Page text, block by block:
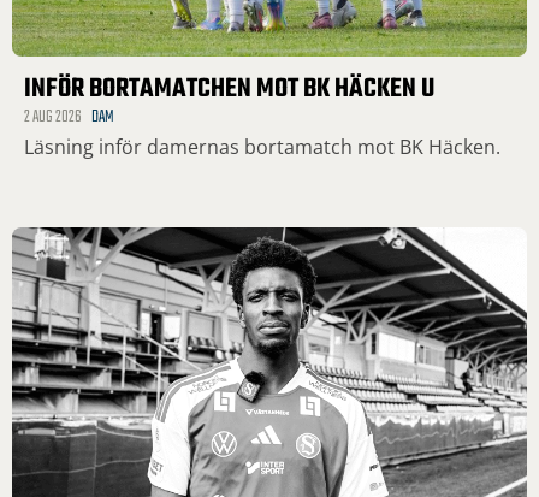
INFÖR BORTAMATCHEN MOT BK HÄCKEN U
2 AUG 2026 DAM
Läsning inför damernas bortamatch mot BK Häcken.